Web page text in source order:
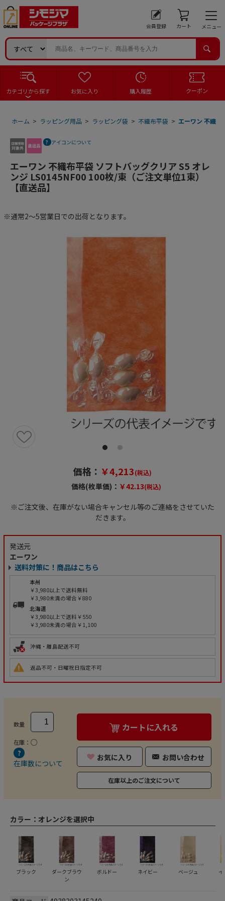
会員登録 カート メニュー
カテゴリから探す お気に入り 購入履歴 クーポン
ホーム > ラッピング用品 > ラッピング袋 > 不織布平袋 > エーワン 不織布
アイコンについて
エーワン 不織布平袋 ソフトバッグクリア S5 オレ
ンジ LS0145NF00 100枚/束（ご注文単位1束）
【直送品】
※通常2～5営業日での出荷となります。
価格： ￥4,213(税込)
価格(枚単価)： ￥42.13(税込)
※ご注文後、在庫がない場合キャンセル等のご連絡をさせていた
だきます。
発送元
エーワン
送料対策に！商品はこちら
本州
￥3,980以上で送料無料
￥3,980未満の場合￥880
北海道
￥3,980以上で送料￥550
￥3,980未満の場合￥1,100
沖縄・離島配送不可
返品不可・日曜祝日指定不可
数量
在庫： ○
在庫数について
カートに入れる
お気に入り お問い合わせ
在庫以上のご注文について
カラー： オレンジを選択中
ブラック
ダークブラウ
ン
ボルドー ネイビー ベージュ イ